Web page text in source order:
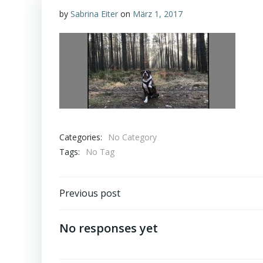
by Sabrina Eiter on März 1, 2017
Categories:
No Category
Tags:
No Tag
Post
navigation
Previous post
No responses yet